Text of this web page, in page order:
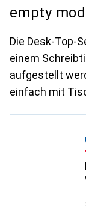
empty
Die Desk-Top-
einem
aufgestellt
einfach mit